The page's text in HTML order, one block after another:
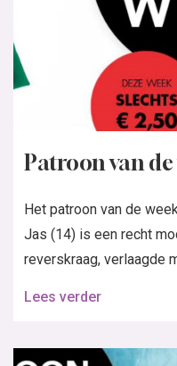
Patroon van de
Het patroon van de
Jas (14) is een recht
reverskraag, verlaagde
Lees verder